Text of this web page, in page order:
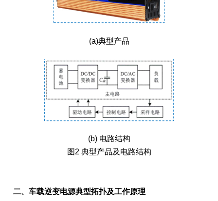
(a)典型产品
(b) 电路结构
图2 典型产品及电路结构
二、车载逆变电源典型拓扑及工作原理